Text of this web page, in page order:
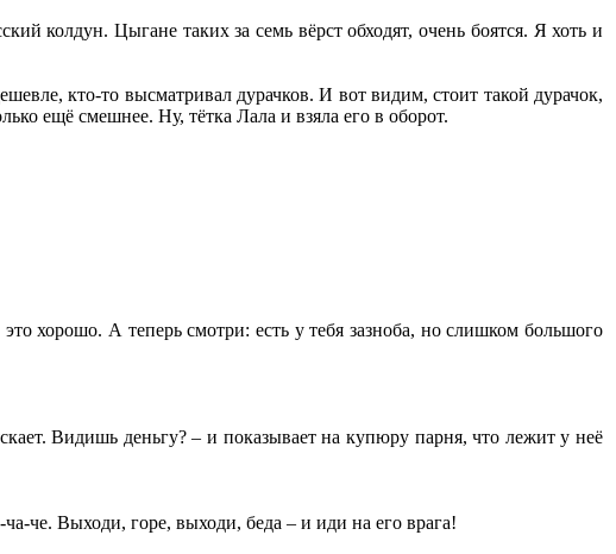
колдун. Цыгане таких за семь вёрст обходят, очень боятся. Я хоть и
кто-то высматривал дурачков. И вот видим, стоит такой дурачок,
ещё смешнее. Ну, тётка Лала и взяла его в оборот.
хорошо. А теперь смотри: есть у тебя зазноба, но слишком большого
Видишь деньгу? – и показывает на купюру парня, что лежит у неё
че. Выходи, горе, выходи, беда – и иди на его врага!